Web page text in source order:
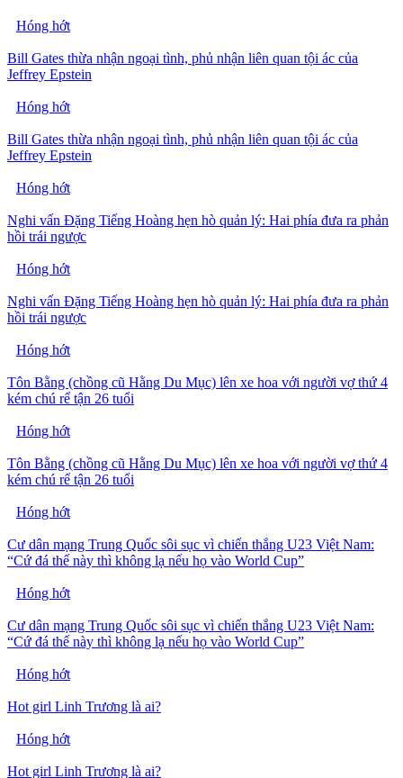
Hóng hớt
Bill Gates thừa nhận ngoại tình, phủ nhận liên quan tội ác của
Jeffrey Epstein
Hóng hớt
Bill Gates thừa nhận ngoại tình, phủ nhận liên quan tội ác của
Jeffrey Epstein
Hóng hớt
Nghi vấn Đặng Tiếng Hoàng hẹn hò quản lý: Hai phía đưa ra phản
hồi trái ngược
Hóng hớt
Nghi vấn Đặng Tiếng Hoàng hẹn hò quản lý: Hai phía đưa ra phản
hồi trái ngược
Hóng hớt
Tôn Bằng (chồng cũ Hằng Du Mục) lên xe hoa với người vợ thứ 4
kém chú rể tận 26 tuổi
Hóng hớt
Tôn Bằng (chồng cũ Hằng Du Mục) lên xe hoa với người vợ thứ 4
kém chú rể tận 26 tuổi
Hóng hớt
Cư dân mạng Trung Quốc sôi sục vì chiến thắng U23 Việt Nam:
“Cứ đá thế này thì không lạ nếu họ vào World Cup”
Hóng hớt
Cư dân mạng Trung Quốc sôi sục vì chiến thắng U23 Việt Nam:
“Cứ đá thế này thì không lạ nếu họ vào World Cup”
Hóng hớt
Hot girl Linh Trương là ai?
Hóng hớt
Hot girl Linh Trương là ai?